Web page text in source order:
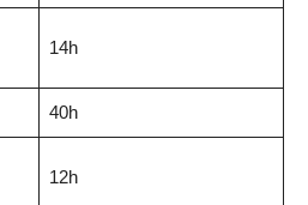
14h
40h
12h